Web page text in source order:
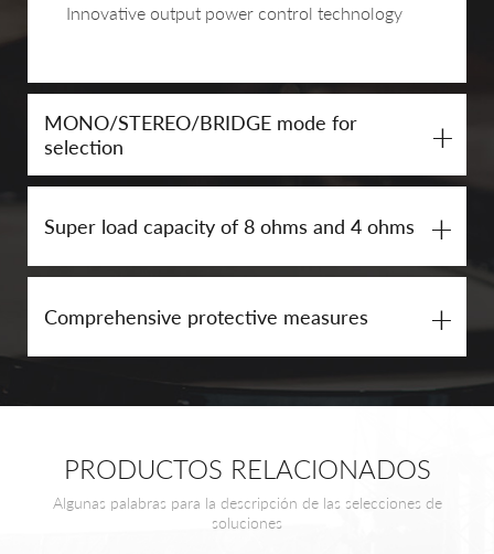
Innovative output power control technology
MONO/STEREO/BRIDGE mode for
selection
+
Super load capacity of 8 ohms and 4 ohms +
Comprehensive protective measures +
PRODUCTOS RELACIONADOS
Algunas palabras para la descripción de las selecciones de
soluciones